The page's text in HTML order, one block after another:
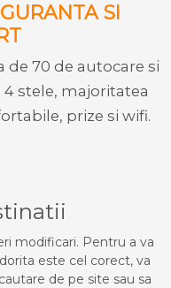
SI
70 de autocare si
4 stele, majoritatea
prize si wifi.
modificari. Pentru a va
este cel corect, va
de pe site sau sa